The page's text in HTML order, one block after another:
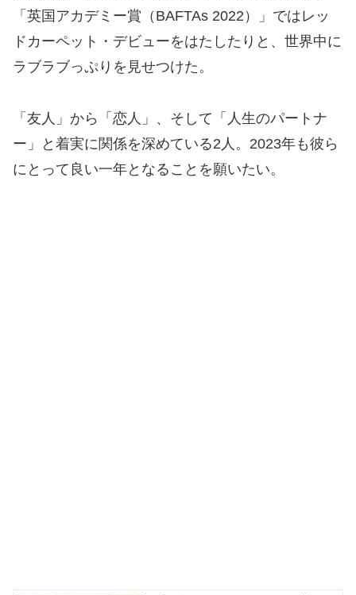
「英国アカデミー賞（BAFTAs 2022）」ではレッ
ドカーペット・デビューをはたしたりと、世界中に
ラブラブっぷりを見せつけた。
「友人」から「恋人」、そして「人生のパートナ
ー」と着実に関係を深めている2人。2023年も彼ら
にとって良い一年となることを願いたい。